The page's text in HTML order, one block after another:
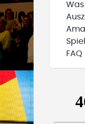
FAQ